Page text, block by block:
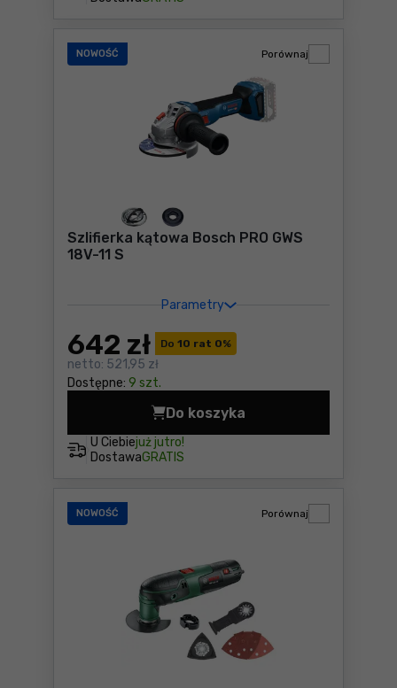
NOWOŚĆ
Szlifierka kątowa Bosch PRO GWS
18V-11 S
Parametry
Do 10 rat 0%
642 zł
netto: 521,95 zł
Dostępne: 9 szt.
Porównaj
U Ciebiejuż jutro!
DostawaGRATIS
Do koszyka
Szlifierka kątowa Bosch
NOWOŚĆ Porównaj